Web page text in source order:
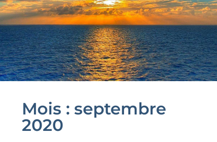
Mois : septembre
2020